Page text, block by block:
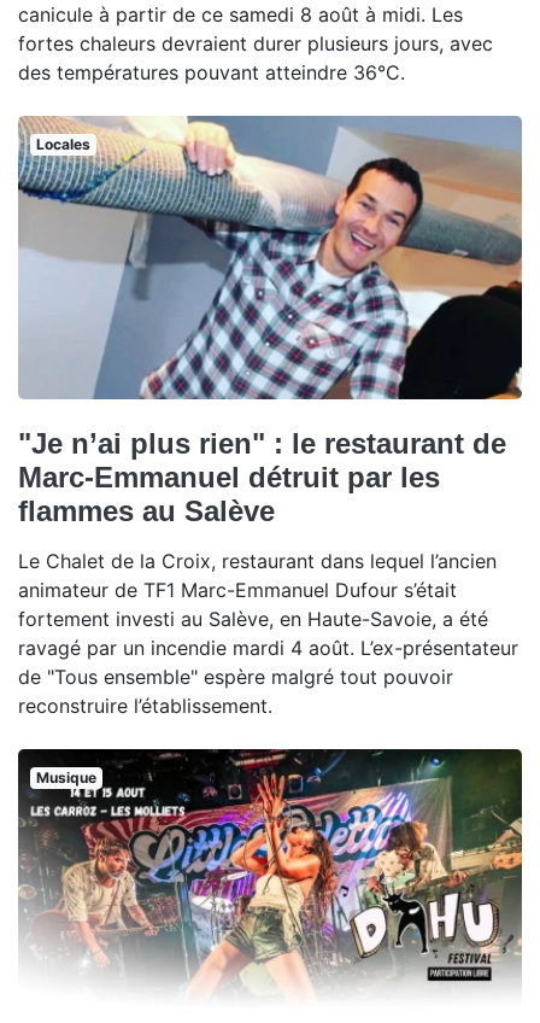
canicule à partir de ce samedi 8 août à midi. Les
fortes chaleurs devraient durer plusieurs jours, avec
des températures pouvant atteindre 36°C.
Locales
"Je n’ai plus rien" : le restaurant de
Marc-Emmanuel détruit par les
flammes au Salève
Le Chalet de la Croix, restaurant dans lequel l’ancien
animateur de TF1 Marc-Emmanuel Dufour s’était
fortement investi au Salève, en Haute-Savoie, a été
ravagé par un incendie mardi 4 août. L’ex-présentateur
de "Tous ensemble" espère malgré tout pouvoir
reconstruire l’établissement.
Musique